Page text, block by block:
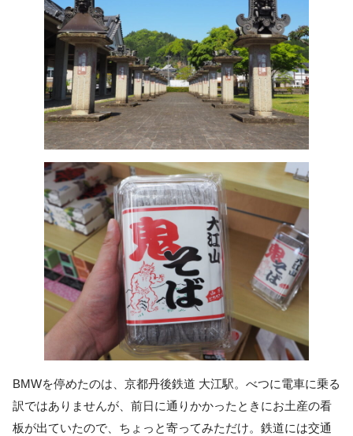
BMWを停めたのは、京都丹後鉄道 大江駅。べつに電車に乗る
訳ではありませんが、前日に通りかかったときにお土産の看
板が出ていたので、ちょっと寄ってみただけ。鉄道には交通